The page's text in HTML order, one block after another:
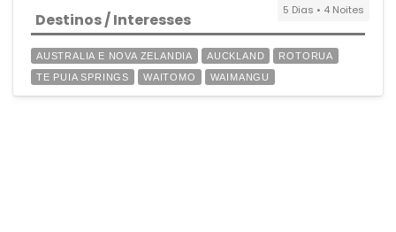
5 Dias • 4 Noites
Destinos / Interesses
AUSTRALIA E NOVA ZELANDIA AUCKLAND
ROTORUA
TE PUIA SPRINGS
WAITOMO WAIMANGU